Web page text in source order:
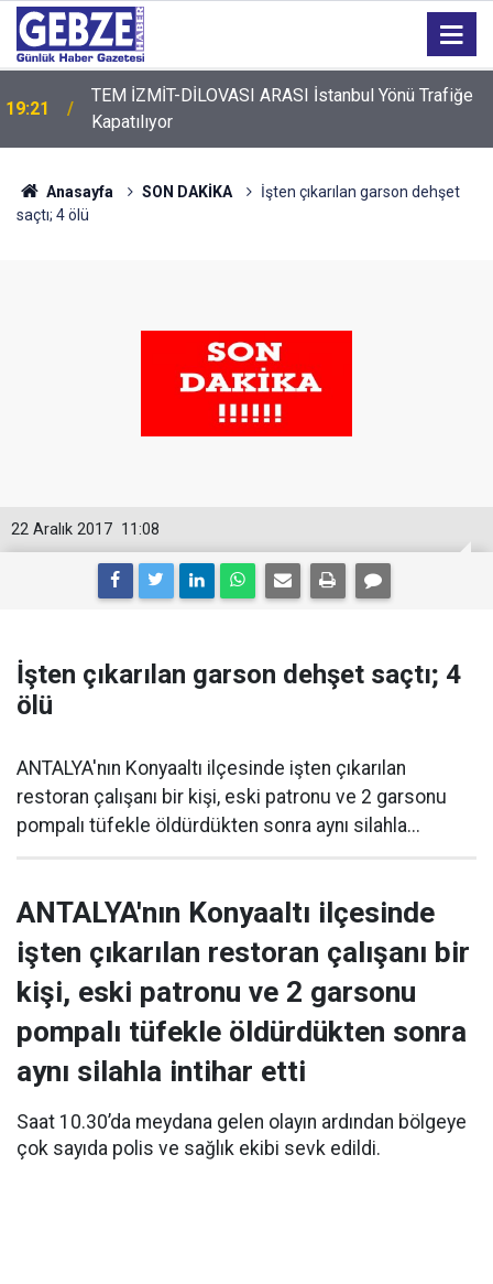
19:21
TEM İZMİT-DİLOVASI ARASI İstanbul Yönü Trafiğe
Kapatılıyor
19:20
GTO'dan Üyelerine Ticari Fırsat
Anasayfa SON DAKİKA
İşten çıkarılan garson dehşet
saçtı; 4 ölü
11:08
22 Aralık 2017
İşten çıkarılan garson dehşet saçtı; 4
ölü
ANTALYA'nın Konyaaltı ilçesinde işten çıkarılan
restoran çalışanı bir kişi, eski patronu ve 2 garsonu
pompalı tüfekle öldürdükten sonra aynı silahla...
ANTALYA'nın Konyaaltı ilçesinde
işten çıkarılan restoran çalışanı bir
kişi, eski patronu ve 2 garsonu
pompalı tüfekle öldürdükten sonra
aynı silahla intihar etti
Saat 10.30’da meydana gelen olayın ardından bölgeye
çok sayıda polis ve sağlık ekibi sevk edildi.